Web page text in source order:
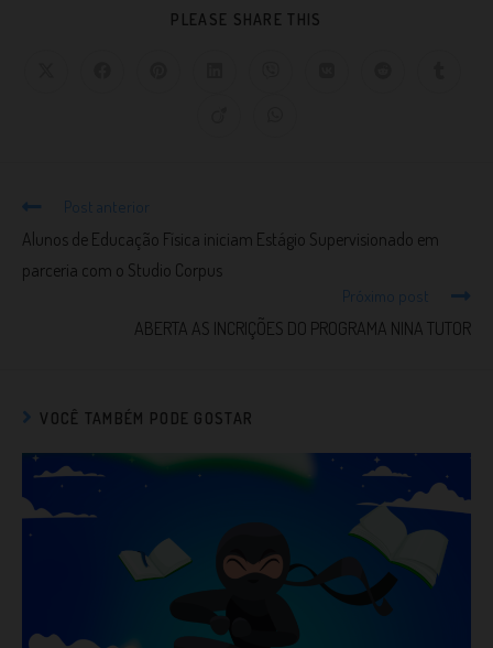
PLEASE SHARE THIS
Post anterior
Alunos de Educação Física iniciam Estágio Supervisionado em
parceria com o Studio Corpus
Próximo post
ABERTA AS INCRIÇÕES DO PROGRAMA NINA TUTOR
VOCÊ TAMBÉM PODE GOSTAR